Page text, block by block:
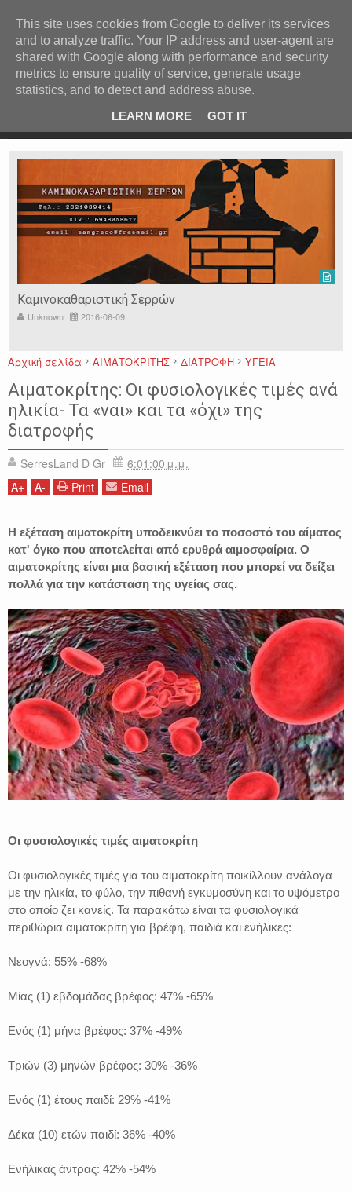
Υπό διάλυση τα ΙΕΚ – Τα Δημόσια ΙΕΚ δεν έχουν λάβει
Καμινοκαθαριστική Σερρών
Unknown 2016-06-09
Αρχική σελίδα ΑΙΜΑΤΟΚΡΙΤΗΣ ΔΙΑΤΡΟΦΗ ΥΓΕΙΑ
Αιματοκρίτης: Οι φυσιολογικές τιμές ανά
ηλικία- Τα «ναι» και τα «όχι» της
διατροφής
SerresLand D Gr
6:01:00 μ.μ.
A+ A- Print Email
Η εξέταση αιματοκρίτη υποδεικνύει το ποσοστό του αίματος
κατ' όγκο που αποτελείται από ερυθρά αιμοσφαίρια. Ο
αιματοκρίτης είναι μια βασική εξέταση που μπορεί να δείξει
πολλά για την κατάσταση της υγείας σας.
Οι φυσιολογικές τιμές αιματοκρίτη
Οι φυσιολογικές τιμές για του αιματοκρίτη ποικίλλουν ανάλογα
με την ηλικία, το φύλο, την πιθανή εγκυμοσύνη και το υψόμετρο
στο οποίο ζει κανείς. Τα παρακάτω είναι τα φυσιολογικά
περιθώρια αιματοκρίτη για βρέφη, παιδιά και ενήλικες:
Νεογνά: 55% -68%
Μίας (1) εβδομάδας βρέφος: 47% -65%
Ενός (1) μήνα βρέφος: 37% -49%
Τριών (3) μηνών βρέφος: 30% -36%
Ενός (1) έτους παιδί: 29% -41%
Δέκα (10) ετών παιδί: 36% -40%
Ενήλικας άντρας: 42% -54%
ΚΕΝΤΡΙΚΗ ΑΝΑ ΚΑΤΗΓΟΡΙΑ
ΕΙΔΗΣΕΙΣ ΑΝΑ ΠΕΡΙΟΧΗ
ΠΡΟΣΦΑΤΑ ΝΕΑ
Ν. ΣΕΡΡΩΝ Η ΓΗ ΜΑΣ
Serres Racing Circuit
Ikaroi B.C.
This site uses cookies from Google to deliver its services
and to analyze traffic. Your IP address and user-agent are
shared with Google along with performance and security
metrics to ensure quality of service, generate usage
statistics, and to detect and address abuse.
LEARN MORE
GOT IT